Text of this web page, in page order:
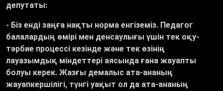
депутаты:
- Біз енді заңға нақты норма енгіземіз. Педагог
балалардың өмірі мен денсаулығы үшін тек оқу-
тәрбие процессі кезінде және тек өзінің
лауазымдық міндеттері аясында ғана жауапты
болуы керек. Жазғы демалыс ата-ананың
жауапкершілігі, түнгі уақыт ол да ата-ананың